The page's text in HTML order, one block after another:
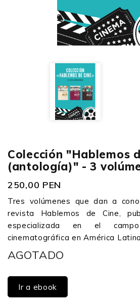
Colección "Hablemos
(antología)" - 3
250,00 PEN
Tres volúmenes que dan a
revista Hablemos de Cine,
especializada en el
cinematográfica en América
AGOTADO
Ir a ebook